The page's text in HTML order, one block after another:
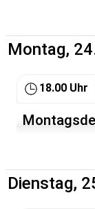
PHs
Demo/
17.11.,
Montag,
18.00 Uhr
Dienstag,